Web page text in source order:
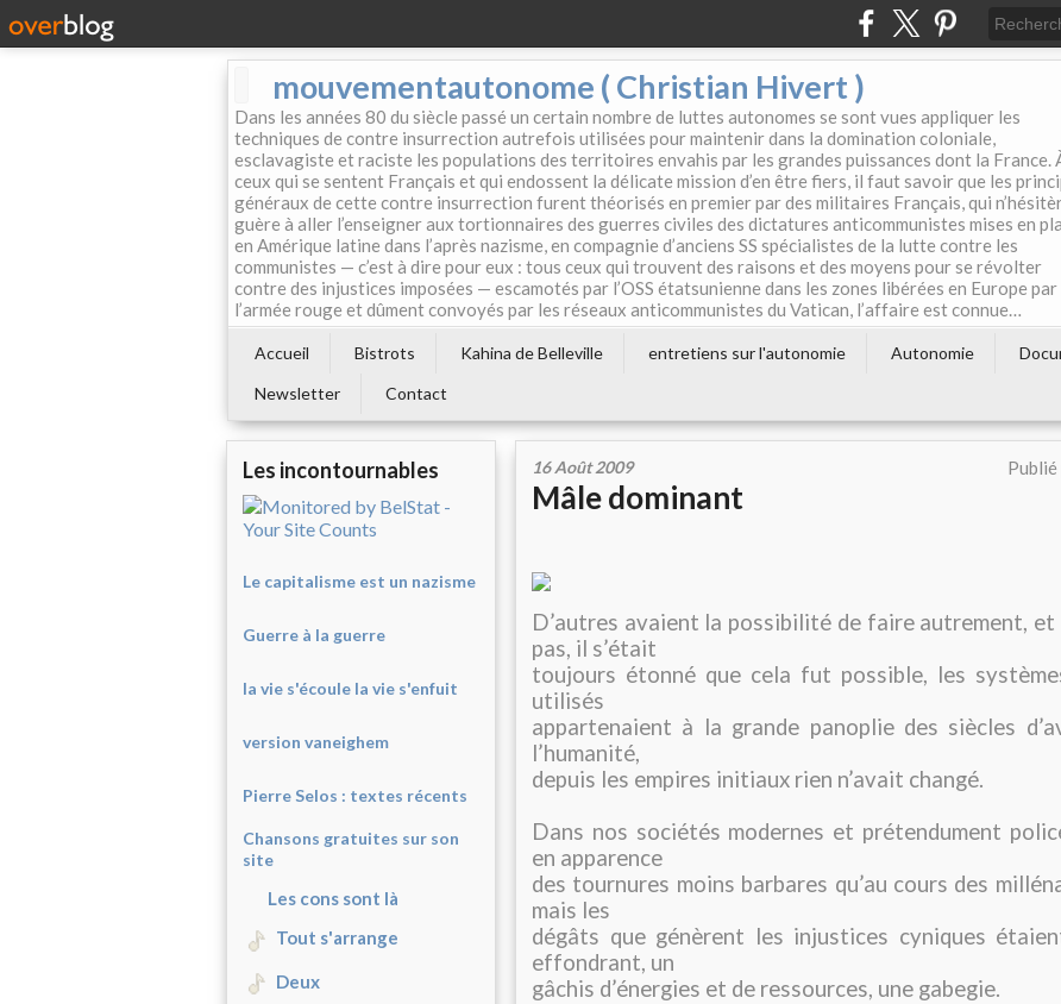
mouvementautonome ( Christian Hivert )
Dans les années 80 du siècle passé un certain nombre de luttes autonomes se sont vues appliquer les
techniques de contre insurrection autrefois utilisées pour maintenir dans la domination coloniale,
esclavagiste et raciste les populations des territoires envahis par les grandes puissances dont la France.
ceux qui se sentent Français et qui endossent la délicate mission d’en être fiers, il faut savoir que les
généraux de cette contre insurrection furent théorisés en premier par des militaires Français, qui
guère à aller l’enseigner aux tortionnaires des guerres civiles des dictatures anticommunistes mises en
en Amérique latine dans l’après nazisme, en compagnie d’anciens SS spécialistes de la lutte contre les
communistes — c’est à dire pour eux : tous ceux qui trouvent des raisons et des moyens pour se révolter
contre des injustices imposées — escamotés par l’OSS étatsunienne dans les zones libérées en Europe par
l’armée rouge et dûment convoyés par les réseaux anticommunistes du Vatican, l’affaire est connue…
Accueil Bistrots Kahina de Belleville entretiens sur l'autonomie Autonomie
Newsletter
Contact
Les incontournables
Le capitalisme est un nazisme
Guerre à la guerre
la vie s'écoule la vie s'enfuit
version vaneighem
Pierre Selos : textes récents
Chansons gratuites sur son
site
Les cons sont là
Tout s'arrange
Deux
16 Août 2009 Publié
Mâle dominant
D’autres avaient la possibilité de faire autrement, et
pas, il s’était
toujours étonné que cela fut possible, les
utilisés
appartenaient à la grande panoplie des siècles
l’humanité,
depuis les empires initiaux rien n’avait changé.
Dans nos sociétés modernes et prétendument
en apparence
des tournures moins barbares qu’au cours des
mais les
dégâts que génèrent les injustices cyniques
effondrant, un
gâchis d’énergies et de ressources, une gabegie.